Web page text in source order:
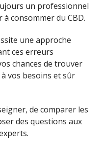
un professionnel
consommer du CBD.
une approche
ces erreurs
chances de trouver
vos besoins et sûr
de comparer les
des questions aux